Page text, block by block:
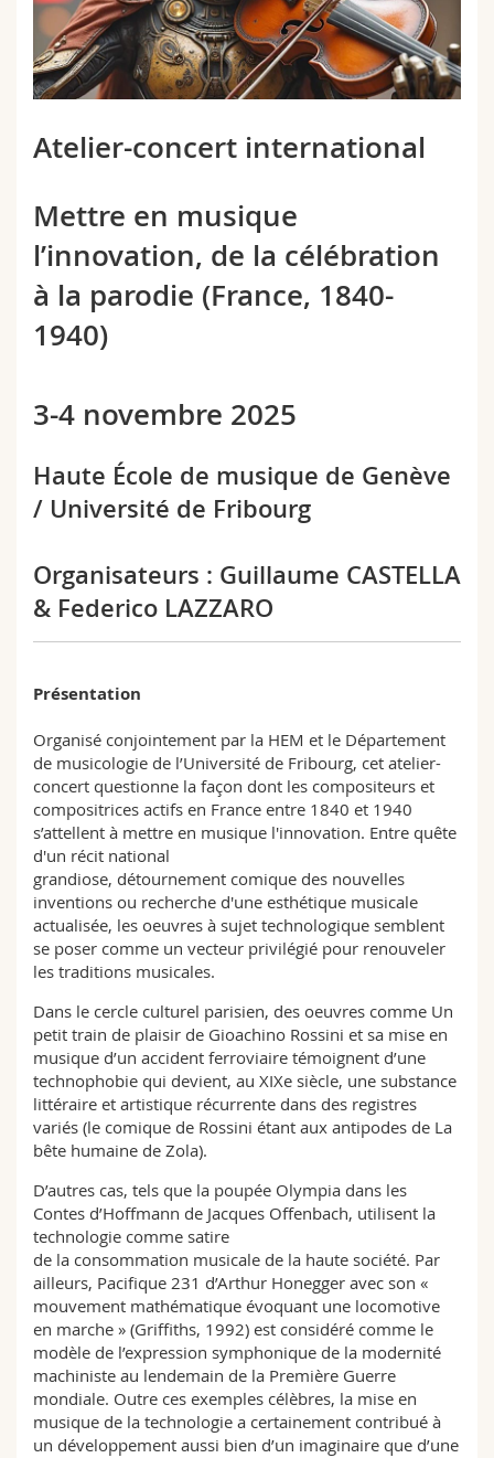
Sciences et médecine
Interfacultaire
Collaborateurs
Doctorants
Webmail
Programme des cours
MyUnifr
Atelier-concert international
Mettre en musique
l’innovation, de la célébration
à la parodie (France, 1840-
1940)
3-4 novembre 2025
Haute École de musique de Genève
/ Université de Fribourg
Organisateurs : Guillaume CASTELLA
& Federico LAZZARO
Présentation
Organisé conjointement par la HEM et le Département
de musicologie de l’Université de Fribourg, cet atelier-
concert questionne la façon dont les compositeurs et
compositrices actifs en France entre 1840 et 1940
s’attellent à mettre en musique l'innovation. Entre quête
d'un récit national
grandiose, détournement comique des nouvelles
inventions ou recherche d'une esthétique musicale
actualisée, les oeuvres à sujet technologique semblent
se poser comme un vecteur privilégié pour renouveler
les traditions musicales.
Dans le cercle culturel parisien, des oeuvres comme Un
petit train de plaisir de Gioachino Rossini et sa mise en
musique d’un accident ferroviaire témoignent d’une
technophobie qui devient, au XIXe siècle, une substance
littéraire et artistique récurrente dans des registres
variés (le comique de Rossini étant aux antipodes de La
bête humaine de Zola).
D’autres cas, tels que la poupée Olympia dans les
Contes d’Hoffmann de Jacques Offenbach, utilisent la
technologie comme satire
de la consommation musicale de la haute société. Par
ailleurs, Pacifique 231 d’Arthur Honegger avec son «
mouvement mathématique évoquant une locomotive
en marche » (Griffiths, 1992) est considéré comme le
modèle de l’expression symphonique de la modernité
machiniste au lendemain de la Première Guerre
mondiale. Outre ces exemples célèbres, la mise en
musique de la technologie a certainement contribué à
un développement aussi bien d’un imaginaire que d’une